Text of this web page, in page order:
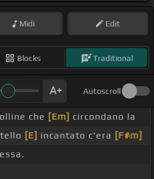
Midi Edit
Blocks Traditional
Autoscroll
che [Em] circondano la
[E] incantato c'era [F#m]